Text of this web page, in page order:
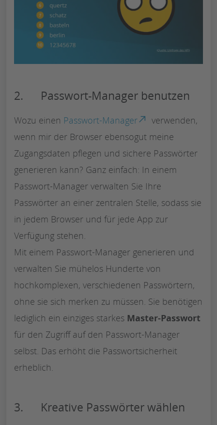
2. Passwort-Manager benutzen
Wozu einen Passwort-Manager
verwenden,
wenn mir der Browser ebensogut meine
Zugangsdaten pflegen und sichere Passwörter
generieren kann? Ganz einfach: In einem
Passwort-Manager verwalten Sie Ihre
Passwörter an einer zentralen Stelle, sodass sie
in jedem Browser und für jede App zur
Verfügung stehen.
Mit einem Passwort-Manager generieren und
verwalten Sie mühelos Hunderte von
hochkomplexen, verschiedenen Passwörtern,
ohne sie sich merken zu müssen. Sie benötigen
lediglich ein einziges starkes Master-Passwort
für den Zugriff auf den Passwort-Manager
selbst. Das erhöht die Passwortsicherheit
erheblich.
3. Kreative Passwörter wählen